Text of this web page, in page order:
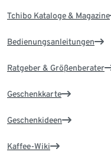
Tchibo Kataloge & Magazine
Bedienungsanleitungen
Ratgeber & Größenberater
Geschenkkarte
Geschenkideen
Kaffee-Wiki